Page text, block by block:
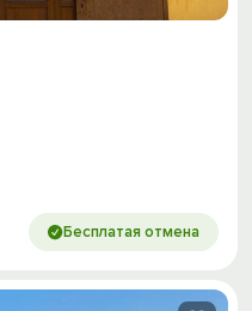
Бесплатая отмена